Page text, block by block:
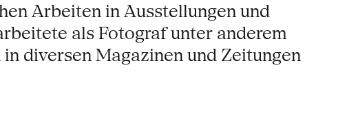
Arbeiten in Ausstellungen und
als Fotograf unter anderem
diversen Magazinen und Zeitungen